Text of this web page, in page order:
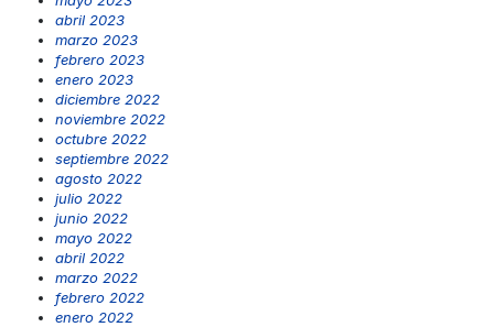
abril 2023
marzo 2023
febrero 2023
enero 2023
diciembre 2022
noviembre 2022
octubre 2022
septiembre 2022
agosto 2022
julio 2022
junio 2022
mayo 2022
abril 2022
marzo 2022
febrero 2022
enero 2022